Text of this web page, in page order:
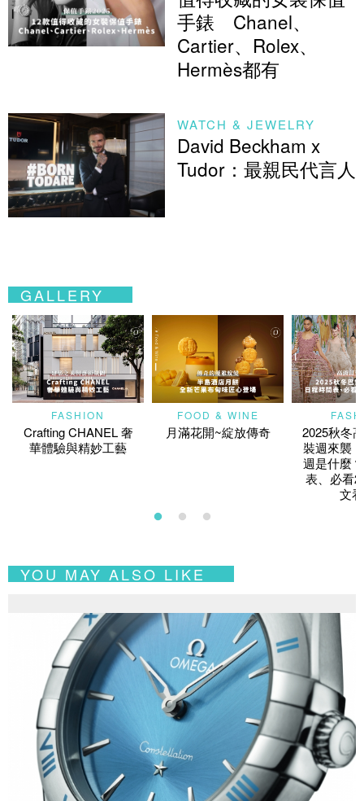
手錶 Chanel、
Cartier、Rolex、
Hermès都有
WATCH & JEWELRY
David Beckham x
Tudor：最親民代言人
GALLERY
FASHION
Crafting CHANEL 奢
華體驗與精妙工藝
FOOD & WINE
月滿花開~綻放傳奇
2025秋冬
裝週來襲
週是什麼
表、必看
文
YOU MAY ALSO LIKE